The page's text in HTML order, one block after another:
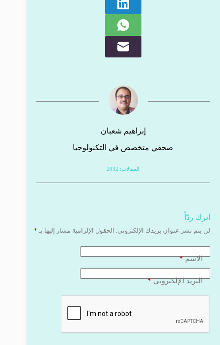
إبراهيم شعبان
صحفي متخصص في التكنولوجيا
المقالات: 2032
اترك ردّاً
لن يتم نشر عنوان بريدك الإلكتروني. الحقول الإلزامية مشار إليها بـ *
الاسم*
البريد الإلكتروني*